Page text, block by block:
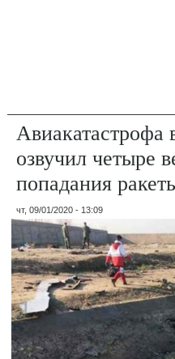
озвучил четыре
попадания
чт, 09/01/2020 - 13:09